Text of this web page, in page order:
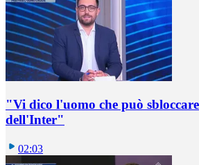
"Vi dico l'uomo che può
dell'Inter"
02:03